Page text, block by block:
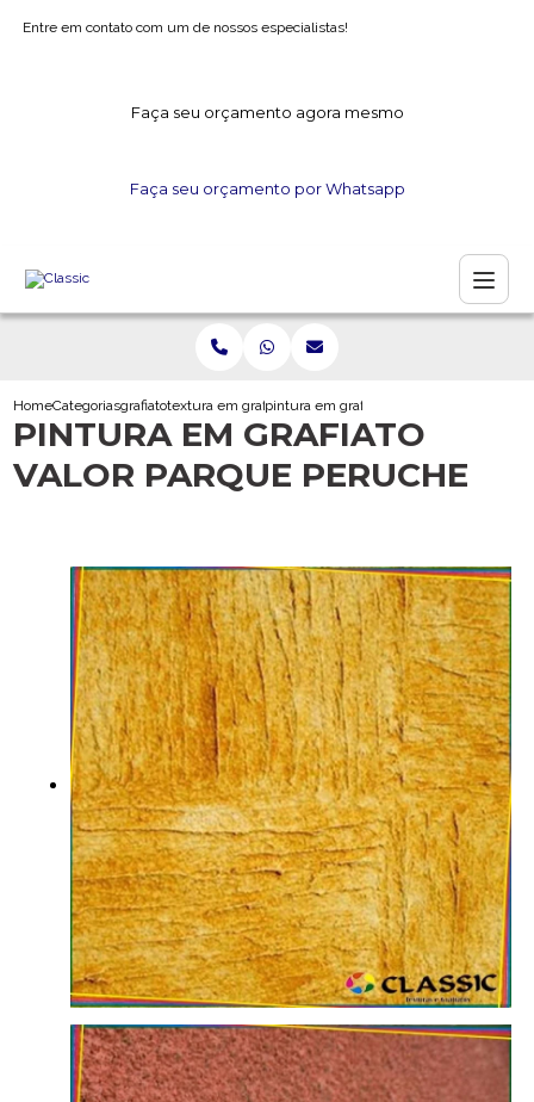
Entre em contato com um de nossos especialistas!
Faça seu orçamento agora mesmo
Faça seu orçamento por Whatsapp
HomeCategoriasgrafiatotextura em grafiatopintura em grafiato valor parque peruche
PINTURA EM GRAFIATO
VALOR PARQUE PERUCHE